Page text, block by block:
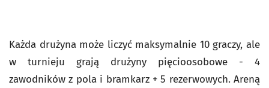
Każda drużyna może liczyć maksymalnie 10 graczy, ale
w turnieju grają drużyny pięcioosobowe - 4
zawodników z pola i bramkarz + 5 rezerwowych. Areną